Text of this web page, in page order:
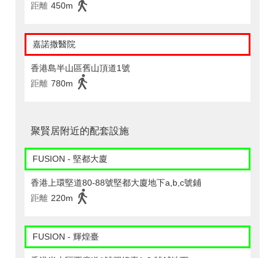
距離 450m
嘉諾撒醫院
香港島半山區舊山頂道1號
距離 780m
聚賢居附近的配套設施
FUSION - 堅都大廈
香港上環堅道80-88號堅都大廈地下a,b,c號鋪
距離 220m
FUSION - 輝煌臺